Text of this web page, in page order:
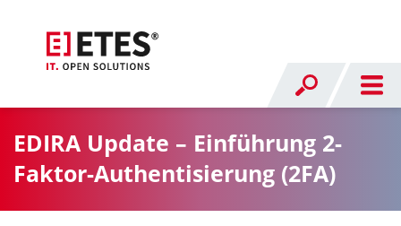
EDIRA Update – Einführung 2-
Faktor-Authentisierung (2FA)